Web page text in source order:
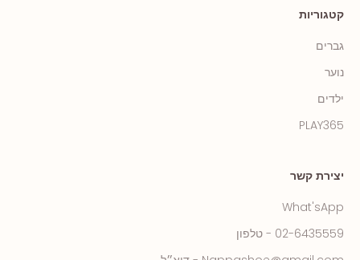
קטגוריות
גברים
נוער
ילדים
PLAY365
יצירת קשר
What'sApp
02-6435559 - טלפון